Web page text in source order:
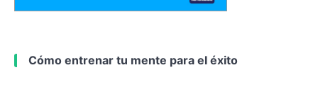
Cómo entrenar tu mente para el éxito